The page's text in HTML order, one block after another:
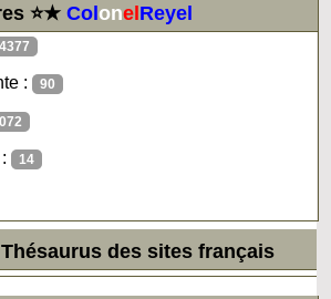
⭐★ColonelReyel
4377
: 90
: 14
des sites français